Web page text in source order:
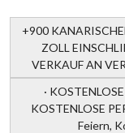
+900
ZOLL
VERKAUF AN
·
KOSTENLOSE
Feiern,